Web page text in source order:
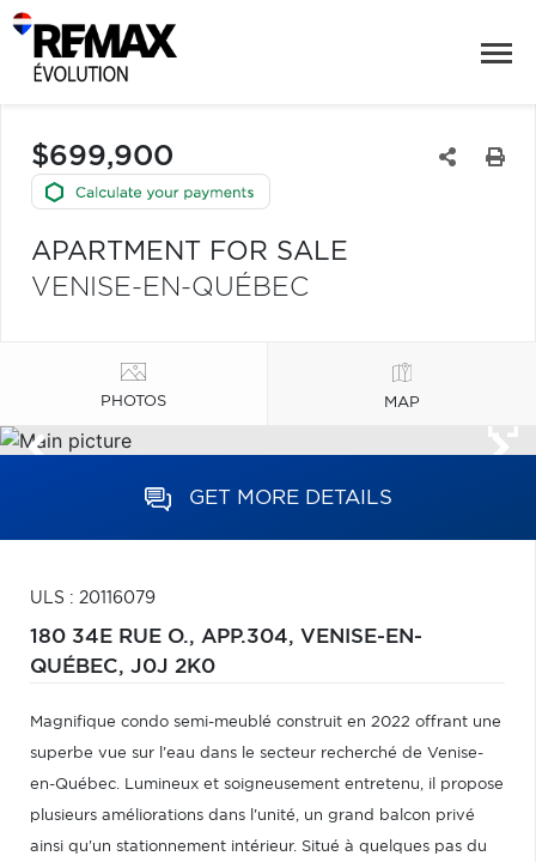
$699,900
APARTMENT FOR SALE
VENISE-EN-QUÉBEC
PHOTOS MAP
GET MORE DETAILS
ULS : 20116079
180 34E RUE O., APP.304, VENISE-EN-
QUÉBEC, J0J 2K0
Magnifique condo semi-meublé construit en 2022 offrant une
superbe vue sur l'eau dans le secteur recherché de Venise-
en-Québec. Lumineux et soigneusement entretenu, il propose
plusieurs améliorations dans l'unité, un grand balcon privé
ainsi qu'un stationnement intérieur. Situé à quelques pas du